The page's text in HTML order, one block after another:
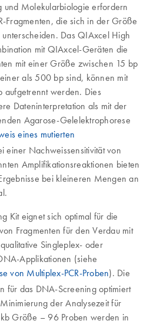
und Molekularbiologie erfordern
Fragmenten, die sich in der Größe
Das QIAxcel High
mit QIAxcel-Geräten die
mit einer Größe zwischen 15 bp
als 500 bp sind, können mit
werden. Dies
Dateninterpretation als mit der
Agarose-Gelelektrophorese
eines mutierten
einer Nachweissensitivität von
Amplifikationsreaktionen bieten
bei kleineren Mengen an
Kit eignet sich optimal für die
Fragmenten für den Verdau mit
Singleplex- oder
Applikationen (siehe
von Multiplex-PCR-Proben). Die
für das DNA-Screening optimiert
der Analysezeit für
Größe – 96 Proben werden in